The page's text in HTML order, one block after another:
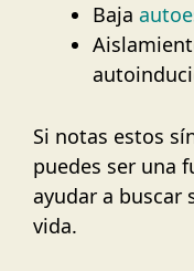
Baja
Si notas estos
puedes ser una
ayudar a buscar
vida.